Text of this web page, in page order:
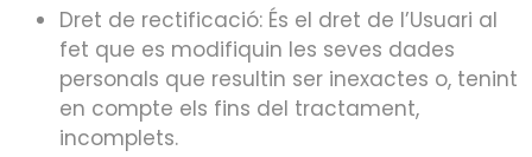
Dret de rectificació: És el dret de l’Usuari al
fet que es modifiquin les seves dades
personals que resultin ser inexactes o, tenint
en compte els fins del tractament,
incomplets.